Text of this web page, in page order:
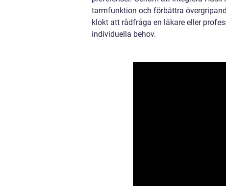
tarmfunktion och förbättra
klokt att rådfråga en läkare eller
individuella behov.